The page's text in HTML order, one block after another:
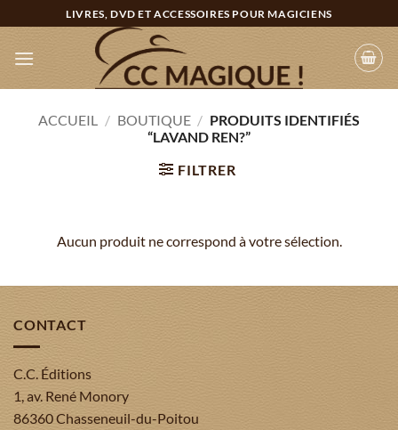
au
contenu
LIVRES, DVD ET ACCESSOIRES POUR MAGICIENS
ACCUEIL / BOUTIQUE / PRODUITS IDENTIFIÉS
“LAVAND REN?”
FILTRER
Aucun produit ne correspond à votre sélection.
CONTACT
C.C. Éditions
1, av. René Monory
86360 Chasseneuil-du-Poitou